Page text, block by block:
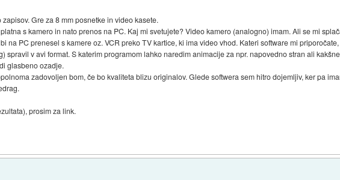
Gre za 8 mm posnetke in video kasete.
s kamero in nato prenos na PC. Kaj mi svetujete? Video kamero (analogno) imam. Ali se mi
na PC prenesel s kamere oz. VCR preko TV kartice, ki ima video vhod. Kateri software mi
spravil v avi format. S katerim programom lahko naredim animacije za npr. napovedno stran ali
glasbeno ozadje.
zadovoljen bom, če bo kvaliteta blizu originalov. Glede softwera sem hitro dojemljiv, ker pa
prosim za link.